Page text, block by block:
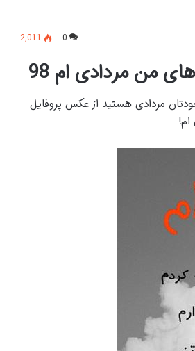
0
2,011
من مردادی ام 98
مردادی هستید از عکس پروفایل
ام!